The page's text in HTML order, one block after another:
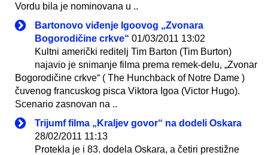
Vordu bila je nominovana u ..
Bartonovo viđenje Igoovog „Zvonara
Bogorodičine crkve“ 01/03/2011 13:02
Kultni američki reditelj Tim Barton (Tim Burton)
najavio je snimanje filma prema remek-delu, „Zvonar
Bogorodičine crkve“ ( The Hunchback of Notre Dame )
čuvenog francuskog pisca Viktora Igoa (Victor Hugo).
Scenario zasnovan na ..
Trijumf filma „Kraljev govor“ na dodeli Oskara
28/02/2011 11:13
Protekla je i 83. dodela Oskara, a četiri prestižne